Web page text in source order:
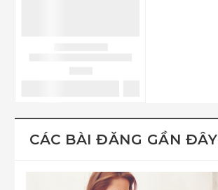
CÁC BÀI ĐĂNG GẦN ĐÂY